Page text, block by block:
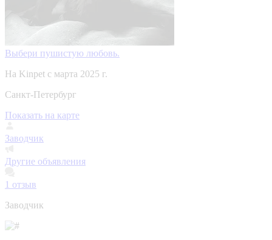
Выбери пушистую любовь.
На Kinpet c марта 2025 г.
Санкт-Петербург
Показать на карте
Заводчик
Другие объявления
1 отзыв
Заводчик